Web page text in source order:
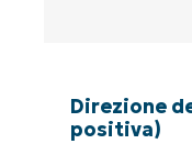
Direzione
positiva)